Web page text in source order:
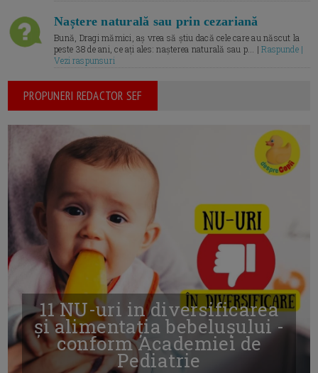
Naștere naturală sau prin cezariană
Bună, Dragi mămici, aș vrea să știu dacă cele care au născut la
peste 38 de ani, ce ați ales: nașterea naturală sau p... |Raspunde |
Vezi raspunsuri
PROPUNERI REDACTOR SEF
11 NU-uri in diversificarea
și alimentația bebelușului -
conform Academiei de
Pediatrie